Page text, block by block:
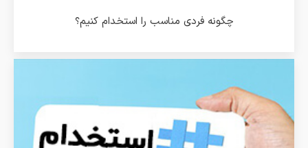
چگونه فردی مناسب را استخدام کنیم؟